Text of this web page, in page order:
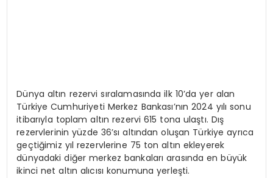
Dünya altın rezervi sıralamasında ilk 10’da yer alan
Türkiye Cumhuriyeti Merkez Bankası’nın 2024 yılı sonu
itibarıyla toplam altın rezervi 615 tona ulaştı. Dış
rezervlerinin yüzde 36’sı altından oluşan Türkiye ayrıca
geçtiğimiz yıl rezervlerine 75 ton altın ekleyerek
dünyadaki diğer merkez bankaları arasında en büyük
ikinci net altın alıcısı konumuna yerleşti.